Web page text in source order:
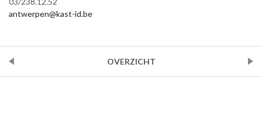
antwerpen@kast-id.be
OVERZICHT